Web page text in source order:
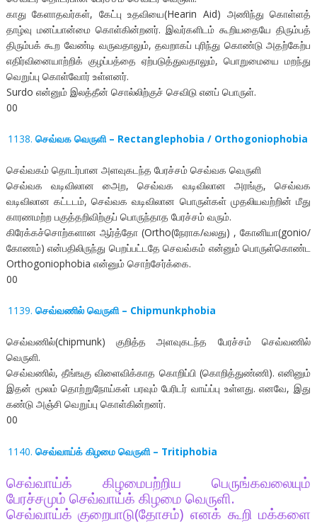
காது கேளாதவர்கள், கேட்பு உதவியை(Hearin Aid) அணிந்து கொள்ளத்
தாழ்வு மனப்பான்மை கொள்கின்றனர். இவர்களிடம் கூறியதையே திரும்பத்
திரும்பக் கூற வேண்டி வருவதாலும், தவறாகப் புரிந்து கொண்டு அதற்கேற்ப
எதிர்வினையாற்றிக் குழப்பத்தை ஏற்படுத்துவதாலும், பொறுமையை மறந்து
வெறுப்பு கொள்வோர் உள்ளனர்.
Surdo என்னும் இலத்தீன் சொல்லிற்குச் செவிடு எனப் பொருள்.
00
செவ்வக வெருளி – Rectanglephobia / Orthogoniophobia
செவ்வகம் தொடர்பான அளவுகடந்த பேரச்சம் செவ்வக வெருளி
செவ்வக வடிவிலான அைற, செவ்வக வடிவிலான அரங்கு, செவ்வக
வடிவிலான கட்டடம், செவ்வக வடிவிலான பொருள்கள் முதலியவற்றின் மீது
காரணமற்ற பகுத்தறிவிற்குப் பொருந்தாத பேரச்சம் வரும்.
கிரேக்கச்சொற்களான ஆர்த்தோ (Ortho(நேராக/வலது) , கோனியா(gonio/
கோணம்) என்பதிலிருந்து பெறப்பட்டதே செவவ்கம் என்னும் பொருள்கொண்ட
Orthogoniophobia என்னும் சொற்சேர்க்கை.
00
செவ்வணில் வெருளி – Chipmunkphobia
செவ்வணில்(chipmunk) குறித்த அளவுகடந்த பேரச்சம் செவ்வணில்
வெருளி.
செவ்வணில், தீங்ஙகு விளைவிக்காத கொறிப்பி (கொறித்துண்ணி). எனினும்
இதன் மூலம் தொற்றுநோய்கள் பரவும் பேரிடர் வாய்ப்பு உள்ளது. எனவே, இது
கண்டு அஞ்சி வெறுப்பு கொள்கின்றனர்.
00
செவ்வாய்க் கிழமை வெருளி – Tritiphobia
செவ்வாய்க் கிழமைபற்றிய பெருங்கவலையும்
பேரச்சமும் செவ்வாய்க் கிழமை வெருளி.
செவ்வாய்க் குறைபாடு(தோசம்) எனக் கூறி மக்களை